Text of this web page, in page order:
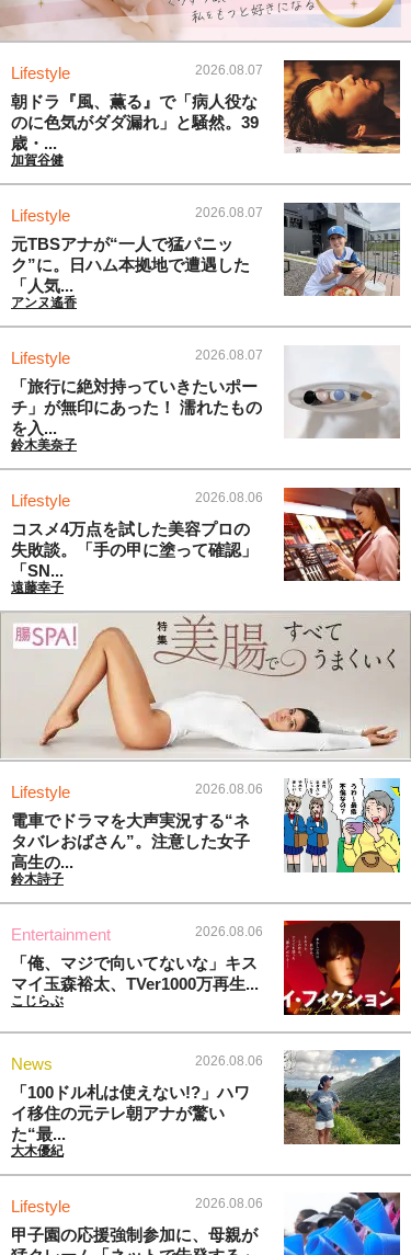
Lifestyle 2026.08.07
朝ドラ『風、薫る』で「病人役な
のに色気がダダ漏れ」と騒然。39
歳・...
加賀谷健
Lifestyle 2026.08.07
元TBSアナが“一人で猛パニッ
ク”に。日ハム本拠地で遭遇した
「人気...
アンヌ遙香
Lifestyle 2026.08.07
「旅行に絶対持っていきたいポー
チ」が無印にあった！ 濡れたもの
を入...
鈴木美奈子
Lifestyle 2026.08.06
コスメ4万点を試した美容プロの
失敗談。「手の甲に塗って確認」
「SN...
遠藤幸子
Lifestyle 2026.08.06
電車でドラマを大声実況する“ネ
タバレおばさん”。注意した女子
高生の...
鈴木詩子
Entertainment 2026.08.06
「俺、マジで向いてないな」キス
マイ玉森裕太、TVer1000万再生...
こじらぶ
News 2026.08.06
「100ドル札は使えない!?」ハワ
イ移住の元テレ朝アナが驚い
た“最...
大木優紀
Lifestyle 2026.08.06
甲子園の応援強制参加に、母親が